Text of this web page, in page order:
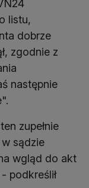
listu,
dobrze
zgodnie z
następnie
zupełnie
w sądzie
wgląd do akt
podkreślił